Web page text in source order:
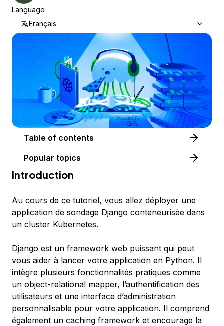
Language
Français
Table of contents
Popular topics
Introduction
Au cours de ce tutoriel, vous allez déployer une
application de sondage Django conteneurisée dans
un cluster Kubernetes.
Django est un framework web puissant qui peut
vous aider à lancer votre application en Python. Il
intègre plusieurs fonctionnalités pratiques comme
un object-relational mapper, l’authentification des
utilisateurs et une interface d’administration
personnalisable pour votre application. Il comprend
également un caching framework et encourage la